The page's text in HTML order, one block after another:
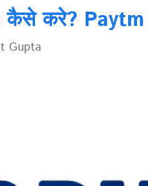
कैसे करे?
Gupta